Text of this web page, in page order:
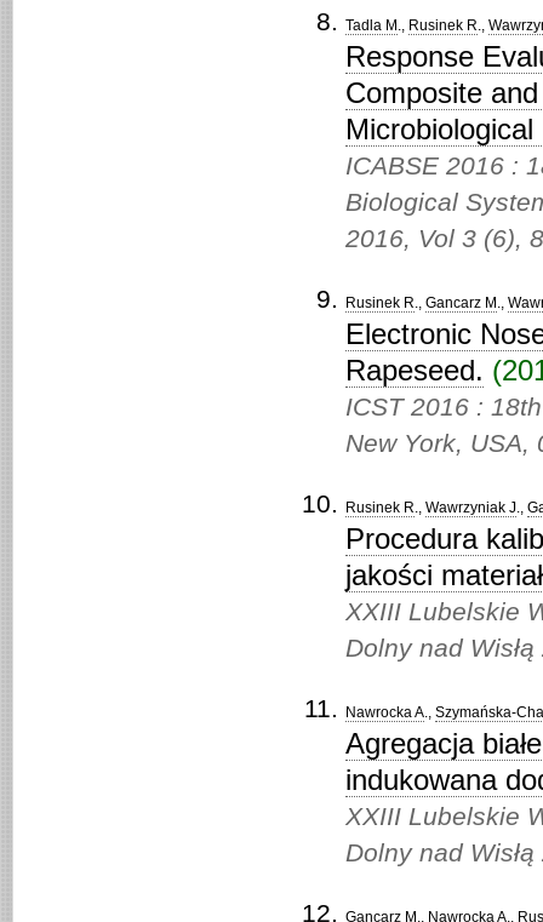
Tadla M ., Rusinek R.,
Response
Composite
ICABSE 2016 :
Biological
2016, Vol 3 (6),
Rusinek R., Gancarz M .,
Electronic
Rapeseed.
ICST 2016 :
New York,
Rusinek R., Wawrzyniak J.,
Procedura
jakości
XXIII Lubelskie
Dolny nad
Nawrocka A., Szymańska-
Agregacja
indukowana
XXIII Lubelskie
Dolny nad
Gancarz M ., Nawrocka A.,